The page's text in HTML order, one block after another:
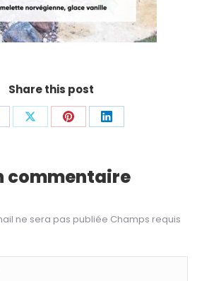
Share this post
Share Share
Pinterest
Share
LinkedIn
commentaire
ne sera pas publiée Champs requis